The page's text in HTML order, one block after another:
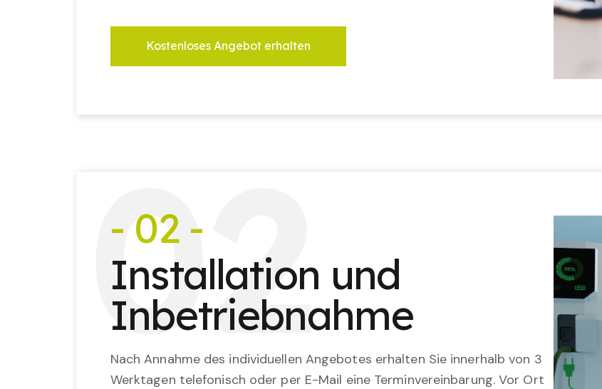
Kostenloses Angebot erhalten
02
- 02 -
Installation und
Inbetriebnahme
Nach Annahme des individuellen Angebotes erhalten Sie innerhalb von 3
Werktagen telefonisch oder per E-Mail eine Terminvereinbarung. Vor Ort